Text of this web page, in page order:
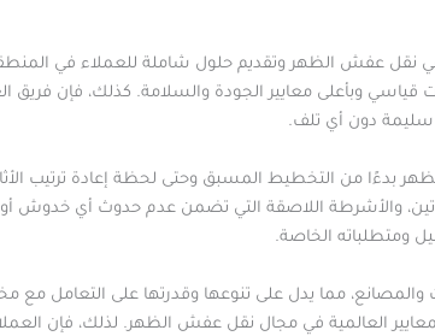
عفش الظهر وتقديم حلول شاملة للعملاء في
قياسي وبأعلى معايير الجودة والسلامة. كذلك، فإن
دون أي تلف.
بدءًا من التخطيط المسبق وحتى لحظة إعادة ترتيب
والأشرطة اللاصقة التي تضمن عدم حدوث أي خدوش أو
ومتطلباته الخاصة.
مما يدل على تنوعها وقدرتها على التعامل مع
العالمية في مجال نقل عفش الظهر. لذلك، فإن